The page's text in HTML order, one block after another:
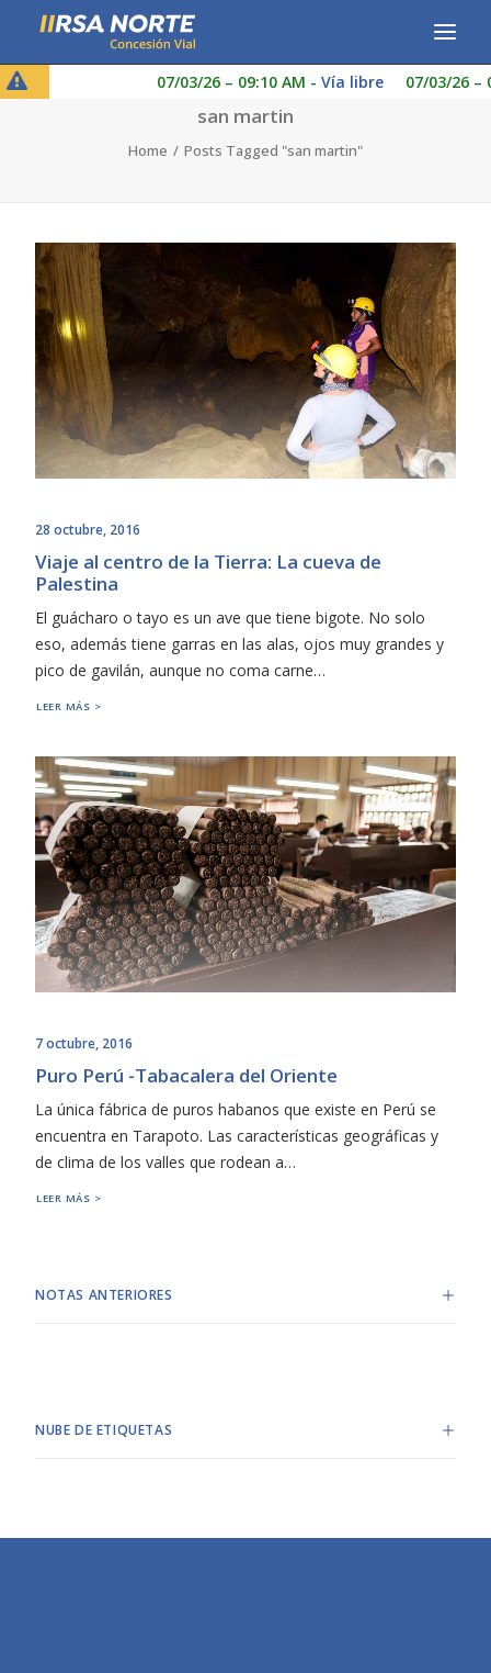
LINEA DE ÉTICA
07/03/26 – 09:10 AM- Vía libre 07/03/26 –
san martin
Home Posts Tagged "san martin"
28 octubre, 2016
Viaje al centro de la Tierra: La cueva de
Palestina
El guácharo o tayo es un ave que tiene bigote. No solo
eso, además tiene garras en las alas, ojos muy grandes y
pico de gavilán, aunque no coma carne…
LEER MÁS >
7 octubre, 2016
Puro Perú -Tabacalera del Oriente
La única fábrica de puros habanos que existe en Perú se
encuentra en Tarapoto. Las características geográficas y
de clima de los valles que rodean a…
LEER MÁS >
NOTAS ANTERIORES
NUBE DE ETIQUETAS